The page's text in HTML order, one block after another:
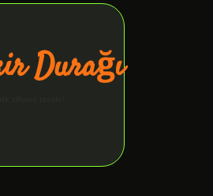
Durağı